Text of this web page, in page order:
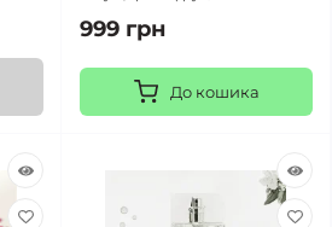
999 грн
До кошика